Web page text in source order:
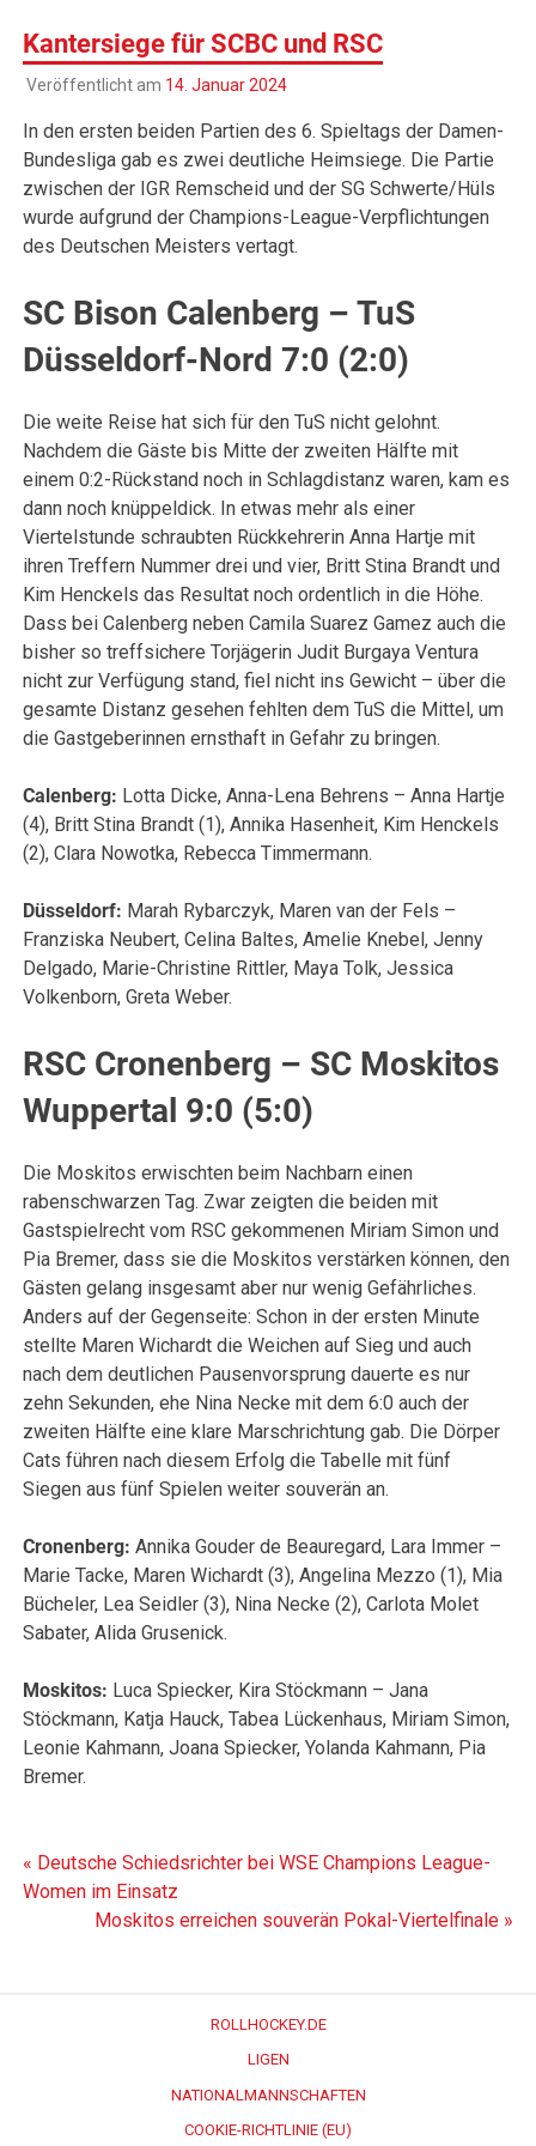
Kantersiege für SCBC und RSC
Veröffentlicht am 14. Januar 2024
In den ersten beiden Partien des 6. Spieltags der Damen-
Bundesliga gab es zwei deutliche Heimsiege. Die Partie
zwischen der IGR Remscheid und der SG Schwerte/Hüls
wurde aufgrund der Champions-League-Verpflichtungen
des Deutschen Meisters vertagt.
SC Bison Calenberg – TuS
Düsseldorf-Nord 7:0 (2:0)
Die weite Reise hat sich für den TuS nicht gelohnt.
Nachdem die Gäste bis Mitte der zweiten Hälfte mit
einem 0:2-Rückstand noch in Schlagdistanz waren, kam es
dann noch knüppeldick. In etwas mehr als einer
Viertelstunde schraubten Rückkehrerin Anna Hartje mit
ihren Treffern Nummer drei und vier, Britt Stina Brandt und
Kim Henckels das Resultat noch ordentlich in die Höhe.
Dass bei Calenberg neben Camila Suarez Gamez auch die
bisher so treffsichere Torjägerin Judit Burgaya Ventura
nicht zur Verfügung stand, fiel nicht ins Gewicht – über die
gesamte Distanz gesehen fehlten dem TuS die Mittel, um
die Gastgeberinnen ernsthaft in Gefahr zu bringen.
Calenberg: Lotta Dicke, Anna-Lena Behrens – Anna Hartje
(4), Britt Stina Brandt (1), Annika Hasenheit, Kim Henckels
(2), Clara Nowotka, Rebecca Timmermann.
Düsseldorf: Marah Rybarczyk, Maren van der Fels –
Franziska Neubert, Celina Baltes, Amelie Knebel, Jenny
Delgado, Marie-Christine Rittler, Maya Tolk, Jessica
Volkenborn, Greta Weber.
RSC Cronenberg – SC Moskitos
Wuppertal 9:0 (5:0)
Die Moskitos erwischten beim Nachbarn einen
rabenschwarzen Tag. Zwar zeigten die beiden mit
Gastspielrecht vom RSC gekommenen Miriam Simon und
Pia Bremer, dass sie die Moskitos verstärken können, den
Gästen gelang insgesamt aber nur wenig Gefährliches.
Anders auf der Gegenseite: Schon in der ersten Minute
stellte Maren Wichardt die Weichen auf Sieg und auch
nach dem deutlichen Pausenvorsprung dauerte es nur
zehn Sekunden, ehe Nina Necke mit dem 6:0 auch der
zweiten Hälfte eine klare Marschrichtung gab. Die Dörper
Cats führen nach diesem Erfolg die Tabelle mit fünf
Siegen aus fünf Spielen weiter souverän an.
Cronenberg:Annika Gouder de Beauregard, Lara Immer –
Marie Tacke, Maren Wichardt (3), Angelina Mezzo (1), Mia
Bücheler, Lea Seidler (3), Nina Necke (2), Carlota Molet
Sabater, Alida Grusenick.
Moskitos: Luca Spiecker, Kira Stöckmann – Jana
Stöckmann, Katja Hauck, Tabea Lückenhaus, Miriam Simon,
Leonie Kahmann, Joana Spiecker, Yolanda Kahmann, Pia
Bremer.
Beitragsnavigation
« Deutsche Schiedsrichter bei WSE Champions League-
Women im Einsatz
Moskitos erreichen souverän Pokal-Viertelfinale »
ROLLHOCKEY.DE
LIGEN
NATIONALMANNSCHAFTEN
COOKIE-RICHTLINIE (EU)